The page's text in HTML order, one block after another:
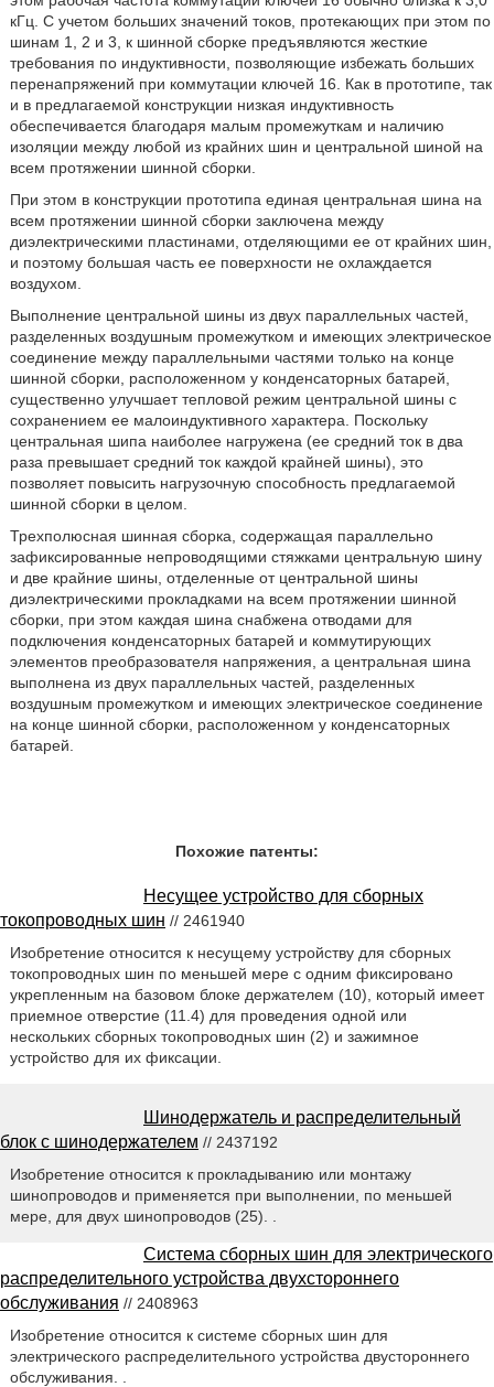
кГц. С учетом больших значений токов, протекающих при этом по
шинам 1, 2 и 3, к шинной сборке предъявляются жесткие
требования по индуктивности, позволяющие избежать больших
перенапряжений при коммутации ключей 16. Как в прототипе, так
и в предлагаемой конструкции низкая индуктивность
обеспечивается благодаря малым промежуткам и наличию
изоляции между любой из крайних шин и центральной шиной на
всем протяжении шинной сборки.
При этом в конструкции прототипа единая центральная шина на
всем протяжении шинной сборки заключена между
диэлектрическими пластинами, отделяющими ее от крайних шин,
и поэтому большая часть ее поверхности не охлаждается
воздухом.
Выполнение центральной шины из двух параллельных частей,
разделенных воздушным промежутком и имеющих электрическое
соединение между параллельными частями только на конце
шинной сборки, расположенном у конденсаторных батарей,
существенно улучшает тепловой режим центральной шины с
сохранением ее малоиндуктивного характера. Поскольку
центральная шипа наиболее нагружена (ее средний ток в два
раза превышает средний ток каждой крайней шины), это
позволяет повысить нагрузочную способность предлагаемой
шинной сборки в целом.
Трехполюсная шинная сборка, содержащая параллельно
зафиксированные непроводящими стяжками центральную шину
и две крайние шины, отделенные от центральной шины
диэлектрическими прокладками на всем протяжении шинной
сборки, при этом каждая шина снабжена отводами для
подключения конденсаторных батарей и коммутирующих
элементов преобразователя напряжения, а центральная шина
выполнена из двух параллельных частей, разделенных
воздушным промежутком и имеющих электрическое соединение
на конце шинной сборки, расположенном у конденсаторных
батарей.
Похожие патенты:
Несущее устройство для сборных
токопроводных шин // 2461940
Изобретение относится к несущему устройству для сборных
токопроводных шин по меньшей мере с одним фиксировано
укрепленным на базовом блоке держателем (10), который имеет
приемное отверстие (11.4) для проведения одной или
нескольких сборных токопроводных шин (2) и зажимное
устройство для их фиксации.
Шинодержатель и распределительный
блок с шинодержателем // 2437192
Изобретение относится к прокладыванию или монтажу
шинопроводов и применяется при выполнении, по меньшей
мере, для двух шинопроводов (25). .
Система сборных шин для электрического
распределительного устройства двухстороннего
обслуживания // 2408963
Изобретение относится к системе сборных шин для
электрического распределительного устройства двустороннего
обслуживания. .